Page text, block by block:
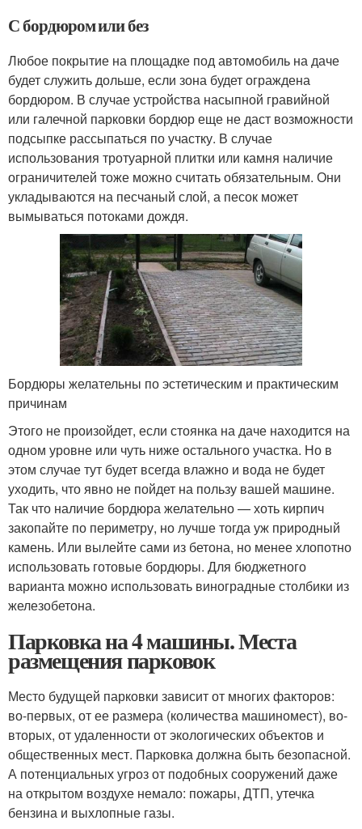
С бордюром или без
Любое покрытие на площадке под автомобиль на даче
будет служить дольше, если зона будет ограждена
бордюром. В случае устройства насыпной гравийной
или галечной парковки бордюр еще не даст возможности
подсыпке рассыпаться по участку. В случае
использования тротуарной плитки или камня наличие
ограничителей тоже можно считать обязательным. Они
укладываются на песчаный слой, а песок может
вымываться потоками дождя.
Бордюры желательны по эстетическим и практическим
причинам
Этого не произойдет, если стоянка на даче находится на
одном уровне или чуть ниже остального участка. Но в
этом случае тут будет всегда влажно и вода не будет
уходить, что явно не пойдет на пользу вашей машине.
Так что наличие бордюра желательно — хоть кирпич
закопайте по периметру, но лучше тогда уж природный
камень. Или вылейте сами из бетона, но менее хлопотно
использовать готовые бордюры. Для бюджетного
варианта можно использовать виноградные столбики из
железобетона.
Парковка на 4 машины. Места
размещения парковок
Место будущей парковки зависит от многих факторов:
во-первых, от ее размера (количества машиномест), во-
вторых, от удаленности от экологических объектов и
общественных мест. Парковка должна быть безопасной.
А потенциальных угроз от подобных сооружений даже
на открытом воздухе немало: пожары, ДТП, утечка
бензина и выхлопные газы.